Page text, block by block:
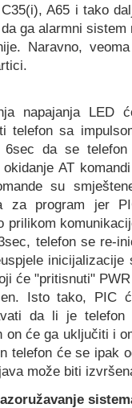
A65 i tako
ga alarmni
Naravno,
napajanja LED
telefon sa
da se
okidanje AT
su
za program jer
prilikom
telefon se re-
će "pritisnuti"
Isto tako, PIC
da li je
on će ga uključiti i
telefon će se ipak
može biti